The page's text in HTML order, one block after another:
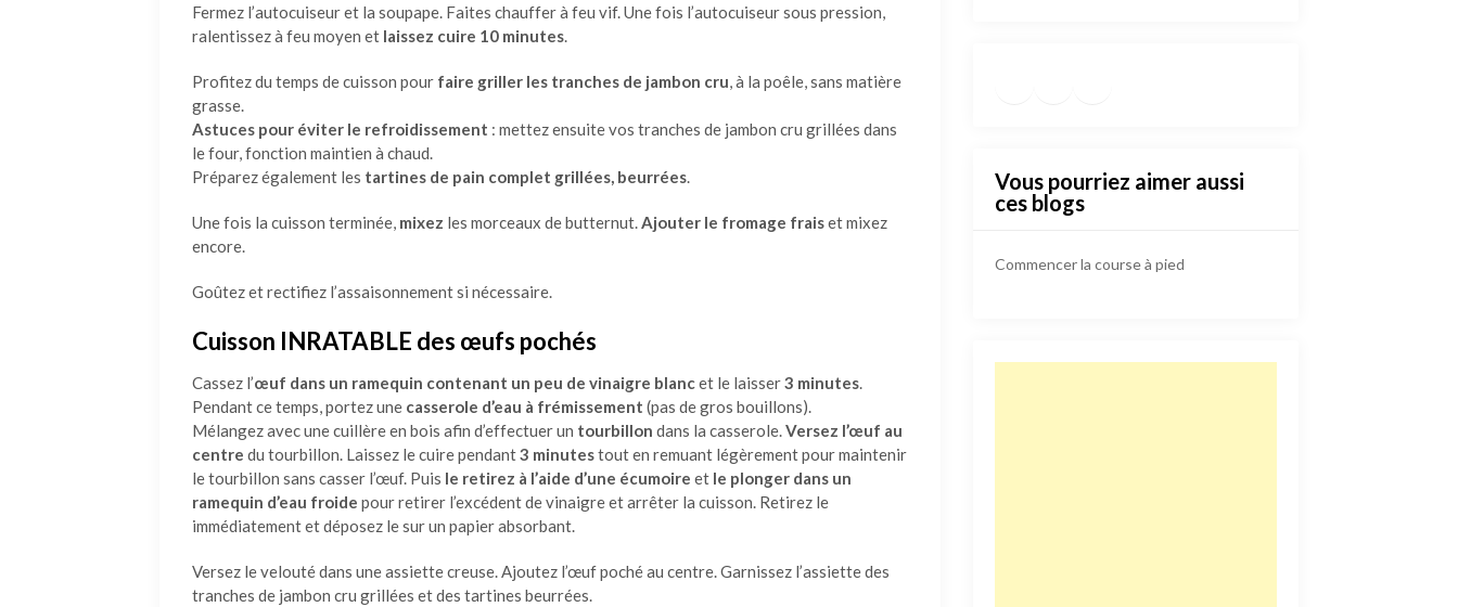
Fermez l’autocuiseur et la soupape. Faites chauffer à feu vif. Une fois l’autocuiseur sous pression,
ralentissez à feu moyen et laissez cuire 10 minutes.
Profitez du temps de cuisson pour faire griller les tranches de jambon cru, à la poêle, sans matière
grasse.
Astuces pour éviter le refroidissement : mettez ensuite vos tranches de jambon cru grillées dans
le four, fonction maintien à chaud.
Préparez également les tartines de pain complet grillées, beurrées.
Une fois la cuisson terminée, mixez les morceaux de butternut.Ajouter le fromage fraiset mixez
encore.
Goûtez et rectifiez l’assaisonnement si nécessaire.
Cuisson INRATABLE des œufs pochés
Cassez l’œuf dans un ramequin contenant un peu de vinaigre blancet le laisser3 minutes.
Pendant ce temps, portez une casserole d’eau à frémissement (pas de gros bouillons).
Mélangez avec une cuillère en bois afin d’effectuer un tourbillon dans la casserole.Versez l’œuf au
centre du tourbillon. Laissez le cuire pendant3 minutestout en remuant légèrement pour maintenir
le tourbillon sans casser l’œuf. Puis le retirez à l’aide d’une écumoire et le plonger dans un
ramequin d’eau froide pour retirer l’excédent de vinaigre et arrêter la cuisson. Retirez le
immédiatement et déposez le sur un papier absorbant.
Versez le velouté dans une assiette creuse. Ajoutez l’œuf poché au centre. Garnissez l’assiette des
tranches de jambon cru grillées et des tartines beurrées.
Vous pourriez aimer aussi
ces blogs
Commencer la course à pied